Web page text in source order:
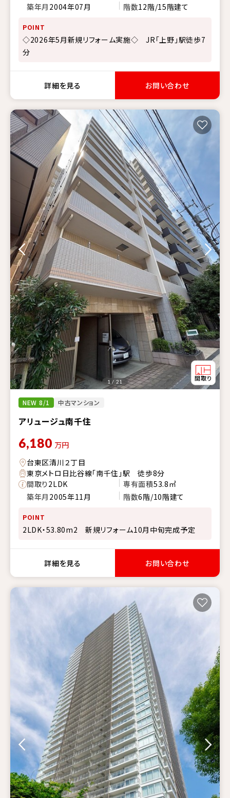
築年月 2004年07月 階数12階/15階建て
POINT
◇2026年5月新規リフォーム実施◇ JR「上野」駅徒歩7
分
詳細を見る お問い合わせ
NEW 8/1 中古マンション
アリュージュ南千住
1 / 21
6,180 万円
台東区清川２丁目
東京メトロ日比谷線「南千住」駅 徒歩8分
間取り2LDK 専有面積53.8㎡
築年月 2005年11月 階数6階/10階建て
POINT
2LDK・53.80m2 新規リフォーム10月中旬完成予定
詳細を見る お問い合わせ